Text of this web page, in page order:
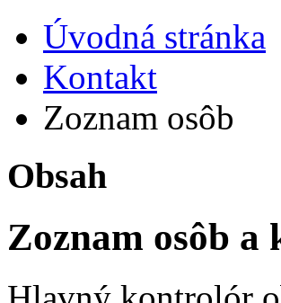
Úvodná stránka
Kontakt
Zoznam osôb
Obsah
Zoznam osôb